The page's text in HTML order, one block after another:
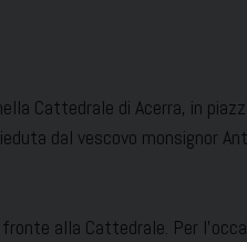
Cattedrale di Acerra, in
dal vescovo monsignor
alla Cattedrale. Per